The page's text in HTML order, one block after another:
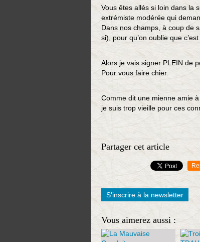
Vous êtes allés si loin dans la
extrémiste modérée qui
Dans nos champs, à coup de
si), pour qu’on oublie que c’est
Alors je vais signer PLEIN de
Pour vous faire chier.
Comme dit une mienne amie
je suis trop vieille pour ces
Partager cet article
S'inscrire à la newsletter
Vous aimerez aussi :